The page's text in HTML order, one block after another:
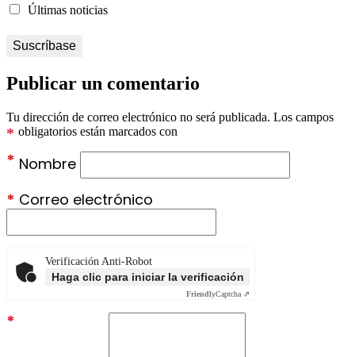
Últimas noticias
Publicar un comentario
Tu dirección de correo electrónico no será publicada. Los campos
obligatorios están marcados con
*
Nombre
*
Correo electrónico
*
Verificación Anti-Robot
Haga clic para iniciar la verificación
FriendlyCaptcha ⇗
*